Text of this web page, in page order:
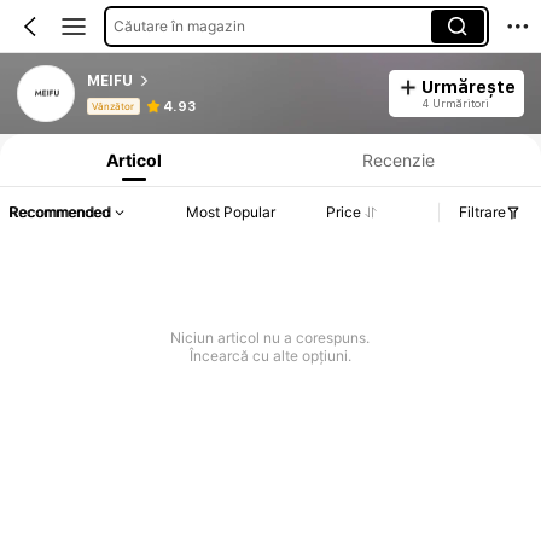
Căutare în magazin
MEIFU
Vânzător 4.93
Urmărește
4 Urmăritori
Informații despre produs: Divulgarea prețului, detalii privind vânzările și stocul.
Articol Recenzie
Recommended Most Popular Price Filtrare
Niciun articol nu a corespuns.
Încearcă cu alte opțiuni.